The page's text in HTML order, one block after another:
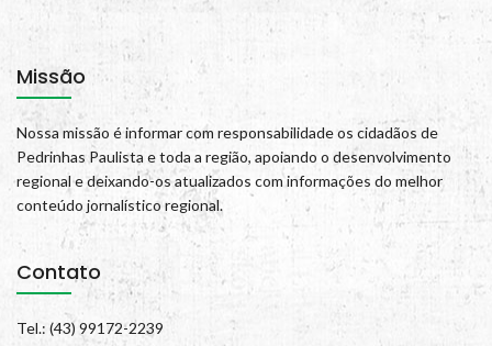
Missão
Nossa missão é informar com responsabilidade os cidadãos de
Pedrinhas Paulista e toda a região, apoiando o desenvolvimento
regional e deixando-os atualizados com informações do melhor
conteúdo jornalístico regional.
Contato
Tel.: (43) 99172-2239